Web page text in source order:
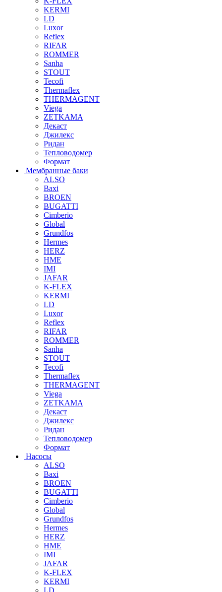
KERMI
LD
Luxor
Reflex
RIFAR
ROMMER
Sanha
STOUT
Tecofi
Thermaflex
THERMAGENT
Viega
ZETKAMA
Декаст
Джилекс
Ридан
Тепловодомер
Формат
Мембранные баки
ALSO
Baxi
BROEN
BUGATTI
Cimberio
Global
Grundfos
Hermes
HERZ
HME
IMI
JAFAR
K-FLEX
KERMI
LD
Luxor
Reflex
RIFAR
ROMMER
Sanha
STOUT
Tecofi
Thermaflex
THERMAGENT
Viega
ZETKAMA
Декаст
Джилекс
Ридан
Тепловодомер
Формат
Насосы
ALSO
Baxi
BROEN
BUGATTI
Cimberio
Global
Grundfos
Hermes
HERZ
HME
IMI
JAFAR
K-FLEX
KERMI
LD